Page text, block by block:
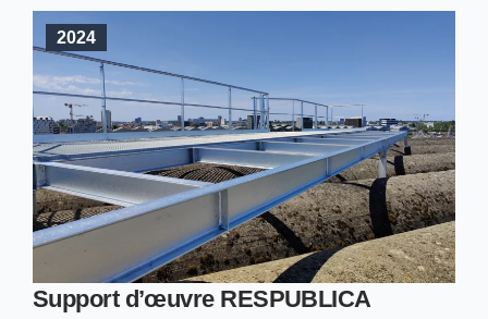
2024
Support d’œuvre RESPUBLICA